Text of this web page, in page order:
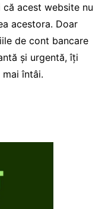
acest website nu
acestora. Doar
de cont bancare
și urgentă, îți
întâi.